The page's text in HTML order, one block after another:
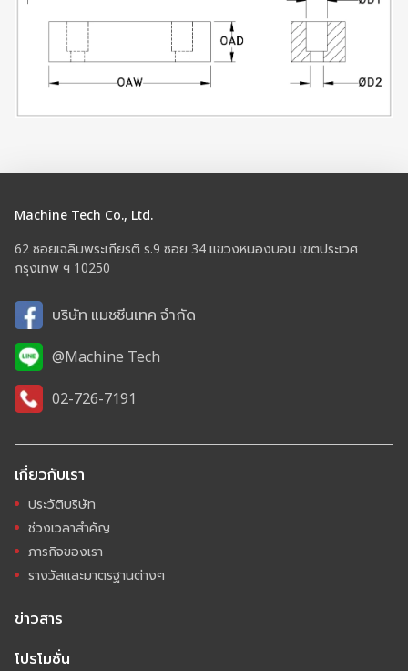
Machine Tech Co., Ltd.
62 ซอยเฉลิมพระเกียรติ ร.9 ซอย 34 แขวงหนองบอน เขตประเวศ
กรุงเทพ ฯ 10250
บริษัท แมชชีนเทค จำกัด
@Machine Tech
02-726-7191
เกี่ยวกับเรา
ประวัติบริษัท
ช่วงเวลาสำคัญ
ภารกิจของเรา
รางวัลและมาตรฐานต่างๆ
ข่าวสาร
โปรโมชั่น